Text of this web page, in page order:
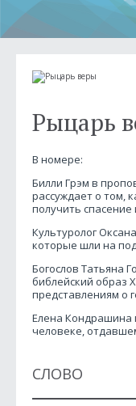
Рыцарь
В номере:
Билли Грэм в
рассуждает о том,
получить спасение
Культуролог
которые шли на
Богослов Татьяна
библейский образ
представлениям о
Елена Кондрашина
человеке,
СЛОВО